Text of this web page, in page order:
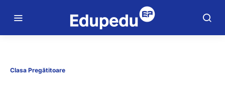
Clasa Pregătitoare